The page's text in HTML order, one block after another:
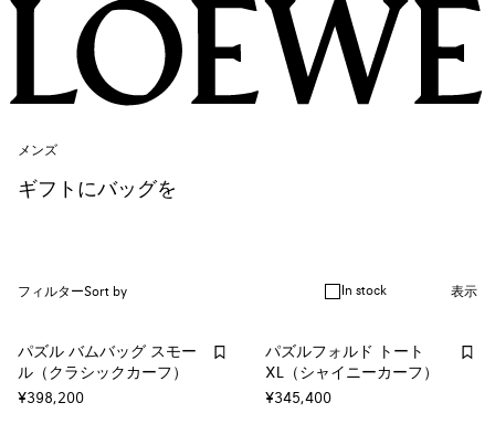
メンズ
ギフトにバッグを
フィルターSort by In stock 表示
パズル バムバッグ スモー
ル（クラシックカーフ）
¥398,200
パズルフォルド トート
XL（シャイニーカーフ）
¥345,400